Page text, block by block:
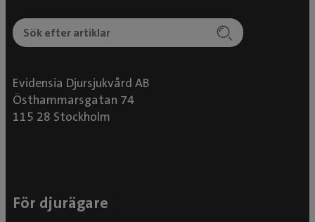
Evidensia Djursjukvård AB
Östhammarsgatan 74
115 28 Stockholm
För djurägare